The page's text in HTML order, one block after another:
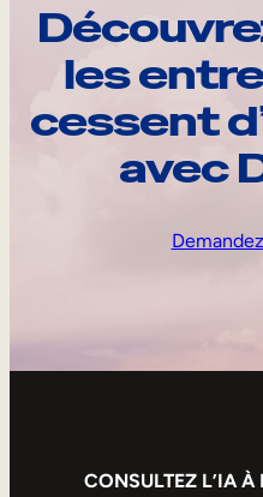
les
cessent
avec
CONSULTEZ L’IA À